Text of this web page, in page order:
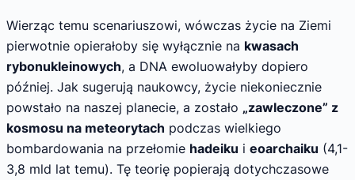
Wierząc temu scenariuszowi, wówczas życie na Ziemi
pierwotnie opierałoby się wyłącznie na kwasach
rybonukleinowych, a DNA ewoluowałyby dopiero
później. Jak sugerują naukowcy, życie niekoniecznie
powstało na naszej planecie, a zostało „zawleczone” z
kosmosu na meteorytach podczas wielkiego
bombardowania na przełomie hadeiku i eoarchaiku (4,1-
3,8 mld lat temu). Tę teorię popierają dotychczasowe